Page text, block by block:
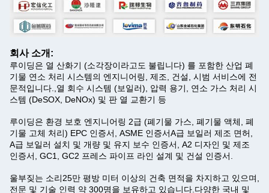
회사 소개:
루이딩은 열 산화기 (소각장이라고도 불립니다) 를 포함한 산업 폐
기물 연소 처리 시스템의 엔지니어링, 제조, 건설, 시범 서비스에 전
문적입니다.,열 회수 시스템 (보일러), 압력 용기, 연소 가스 처리 시
스템 (DeSOX, DeNOx) 및 판 열 교환기 등
루이딩은 환경 보호 엔지니어링 2급 (폐기물 가스, 폐기물 액체, 폐
기물 고체 처리) EPC 인증서, ASME 인증서A급 보일러 제조 면허,
A급 보일러 설치 및 개량 및 유지 보수 인증서, A2 디자인 및 제조
인증서, GC1, GC2 프레스 파이프 라인 설계 및 건설 인증서.
울부짖는 소리25만 평방 미터 이상의 건축 면적을 차지하고 있으며,
전문 및 기술 인력 약 300명을 보유하고 있습니다.다양한 국내 및